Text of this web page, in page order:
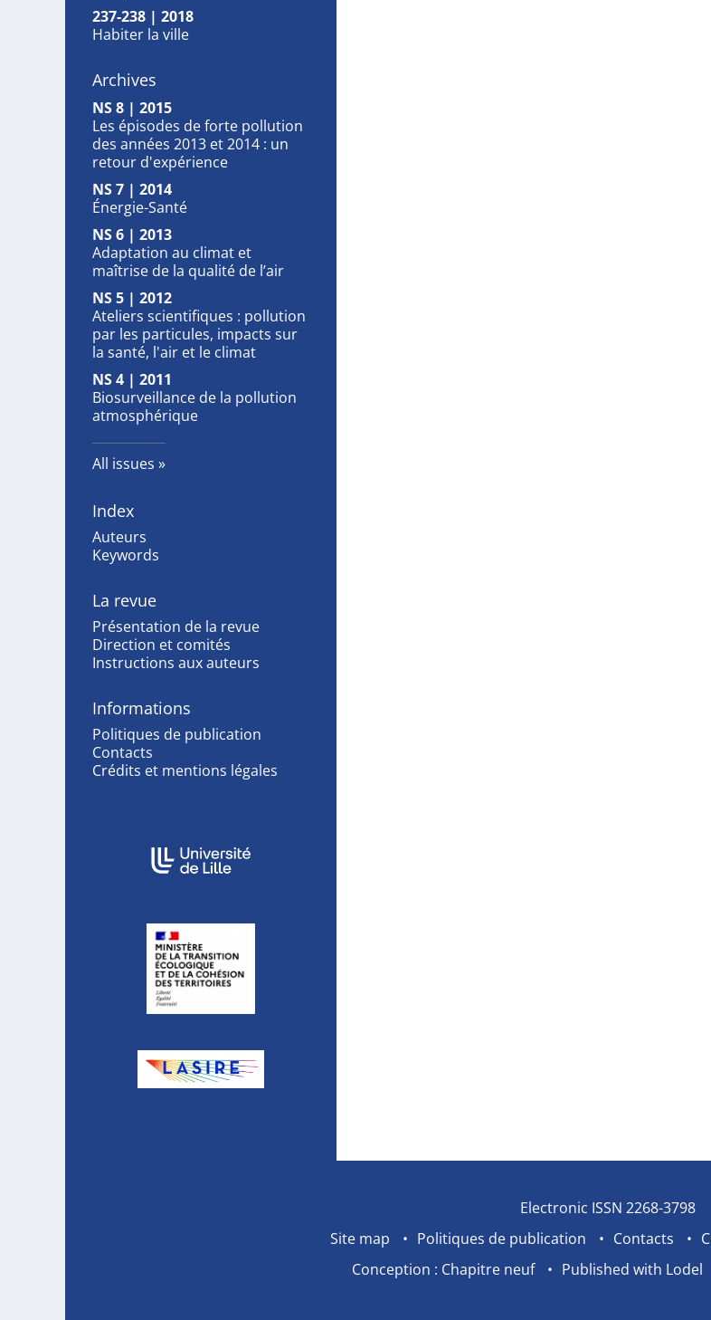
237-238 | 2018
Habiter la ville
Archives
NS 8 | 2015
Les épisodes de forte pollution
des années 2013 et 2014 : un
retour d'expérience
NS 7 | 2014
Énergie-Santé
NS 6 | 2013
Adaptation au climat et
maîtrise de la qualité de l’air
NS 5 | 2012
Ateliers scientifiques : pollution
par les particules, impacts sur
la santé, l'air et le climat
NS 4 | 2011
Biosurveillance de la pollution
atmosphérique
All issues
Index
Auteurs
Keywords
La revue
Présentation de la revue
Direction et comités
Instructions aux auteurs
Informations
Politiques de publication
Contacts
Crédits et mentions légales
In collaboration with
Electronic ISSN 2268-3798
Site map
Politiques de publication Contacts
Conception : Chapitre neuf
Published with Lodel